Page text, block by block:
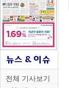
전체 기사보기